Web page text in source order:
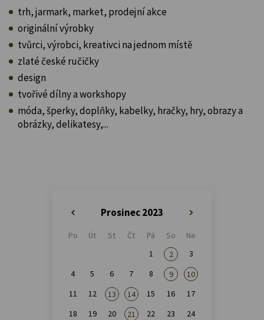
trh, jarmark, market, prodejní akce
originální výrobky
tvůrci, výrobci, kreativci na jednom místě
zlaté české ručičky
design
tvořivé dílny a workshopy
móda, šperky, doplňky, kabelky, hračky, hry, obrazy a
obrázky, delikatesy,...
Prosinec 2023
»
Po Út St Čt Pá So
Ne
1
2
3
4
5 6 7 8 9
10
11
12 13 14 15 16
17
18
19 20 21 22 23
24